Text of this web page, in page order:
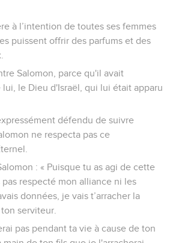
à l’intention de toutes ses femmes
puissent offrir des parfums et des
Salomon, parce qu'il avait
le Dieu d'Israël, qui lui était apparu
défendu de suivre
ne respecta pas ce
: « Puisque tu as agi de cette
respecté mon alliance ni les
données, je vais t’arracher la
serviteur.
pas pendant ta vie à cause de ton